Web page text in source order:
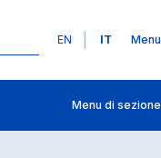
Lingue
EN IT Menu
Menu di sezione